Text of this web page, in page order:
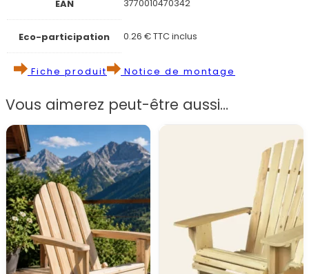
EAN 3770010470342
Eco-participation 0.26 € TTC inclus
Fiche produit Notice de montage
Vous aimerez peut-être aussi…